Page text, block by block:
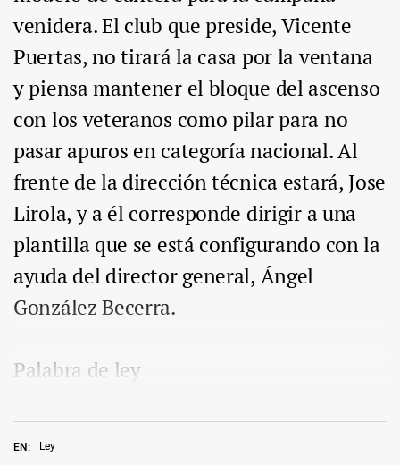
EN: Ley
venidera. El club que preside, Vicente
Puertas, no tirará la casa por la ventana
y piensa mantener el bloque del ascenso
con los veteranos como pilar para no
pasar apuros en categoría nacional. Al
frente de la dirección técnica estará, Jose
Lirola, y a él corresponde dirigir a una
plantilla que se está configurando con la
ayuda del director general, Ángel
González Becerra.
Palabra de ley